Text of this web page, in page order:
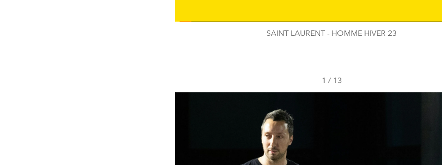
SAINT LAURENT - HOMME HIVER 23
1 / 13